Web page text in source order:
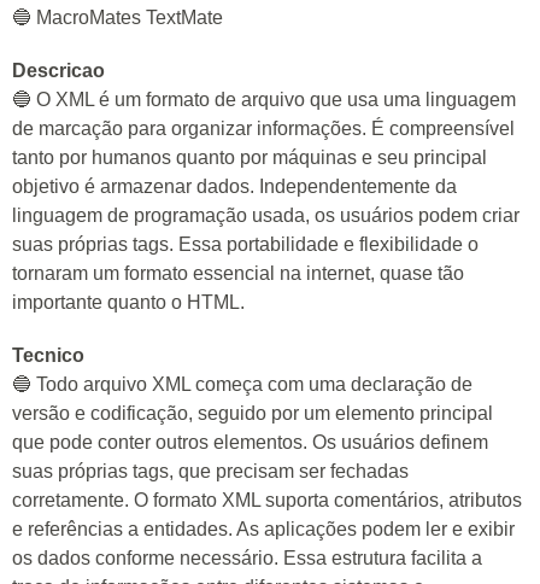
🔵 MacroMates TextMate
Descricao
🔵 O XML é um formato de arquivo que usa uma linguagem
de marcação para organizar informações. É compreensível
tanto por humanos quanto por máquinas e seu principal
objetivo é armazenar dados. Independentemente da
linguagem de programação usada, os usuários podem criar
suas próprias tags. Essa portabilidade e flexibilidade o
tornaram um formato essencial na internet, quase tão
importante quanto o HTML.
Tecnico
🔵 Todo arquivo XML começa com uma declaração de
versão e codificação, seguido por um elemento principal
que pode conter outros elementos. Os usuários definem
suas próprias tags, que precisam ser fechadas
corretamente. O formato XML suporta comentários, atributos
e referências a entidades. As aplicações podem ler e exibir
os dados conforme necessário. Essa estrutura facilita a